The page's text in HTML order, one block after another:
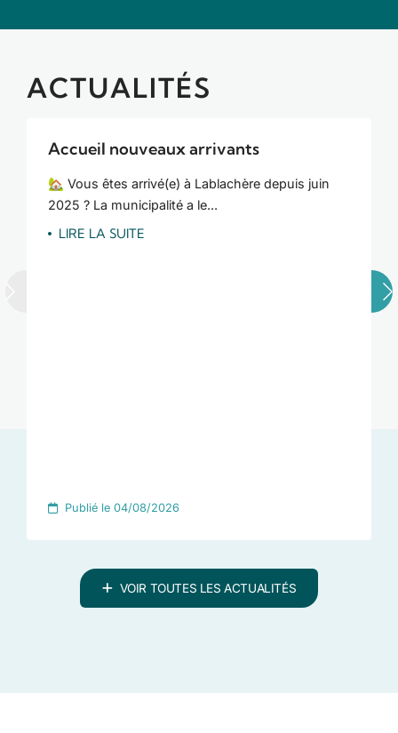
ACTUALITÉS
Accueil nouveaux arrivants
🏡 Vous êtes arrivé(e) à Lablachère depuis juin
2025 ? La municipalité a le...
LIRE LA SUITE
Publié le 04/08/2026
VOIR TOUTES LES ACTUALITÉS